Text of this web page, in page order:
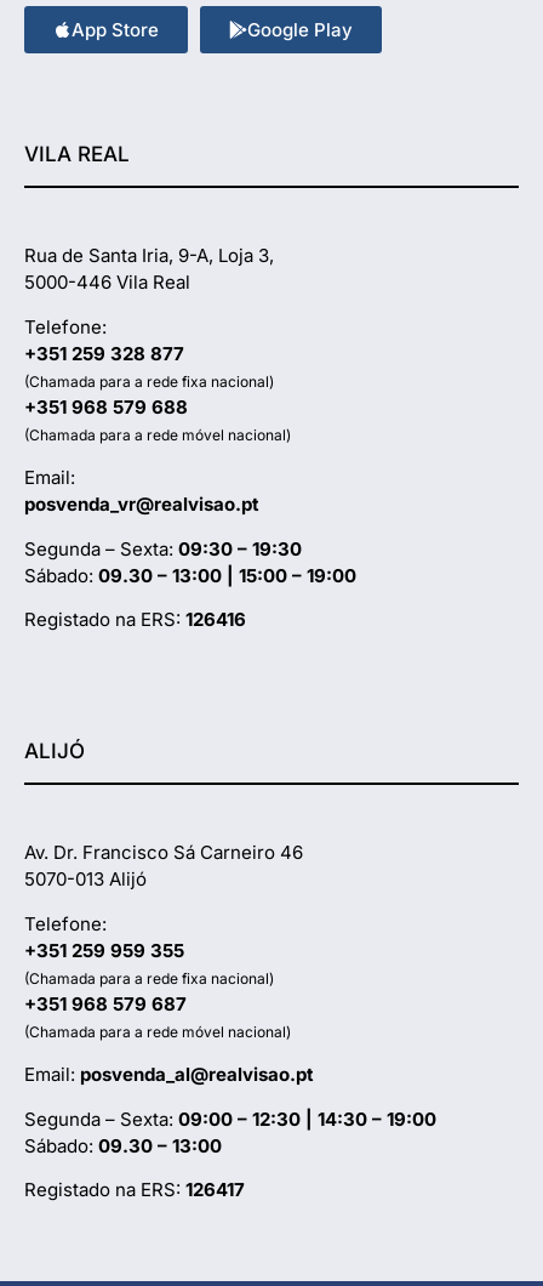
App Store Google Play
VILA REAL
Rua de Santa Iria, 9-A, Loja 3,
5000-446 Vila Real
Telefone:
+351 259 328 877
(Chamada para a rede fixa nacional)
+351 968 579 688
(Chamada para a rede móvel nacional)
Email:
posvenda_vr@realvisao.pt
Segunda – Sexta: 09:30 – 19:30
Sábado: 09.30 – 13:00 | 15:00 – 19:00
Registado na ERS: 126416
ALIJÓ
Av. Dr. Francisco Sá Carneiro 46
5070-013 Alijó
Telefone:
+351 259 959 355
(Chamada para a rede fixa nacional)
+351 968 579 687
(Chamada para a rede móvel nacional)
Email: posvenda_al@realvisao.pt
Segunda – Sexta: 09:00 – 12:30 | 14:30 – 19:00
Sábado: 09.30 – 13:00
Registado na ERS: 126417